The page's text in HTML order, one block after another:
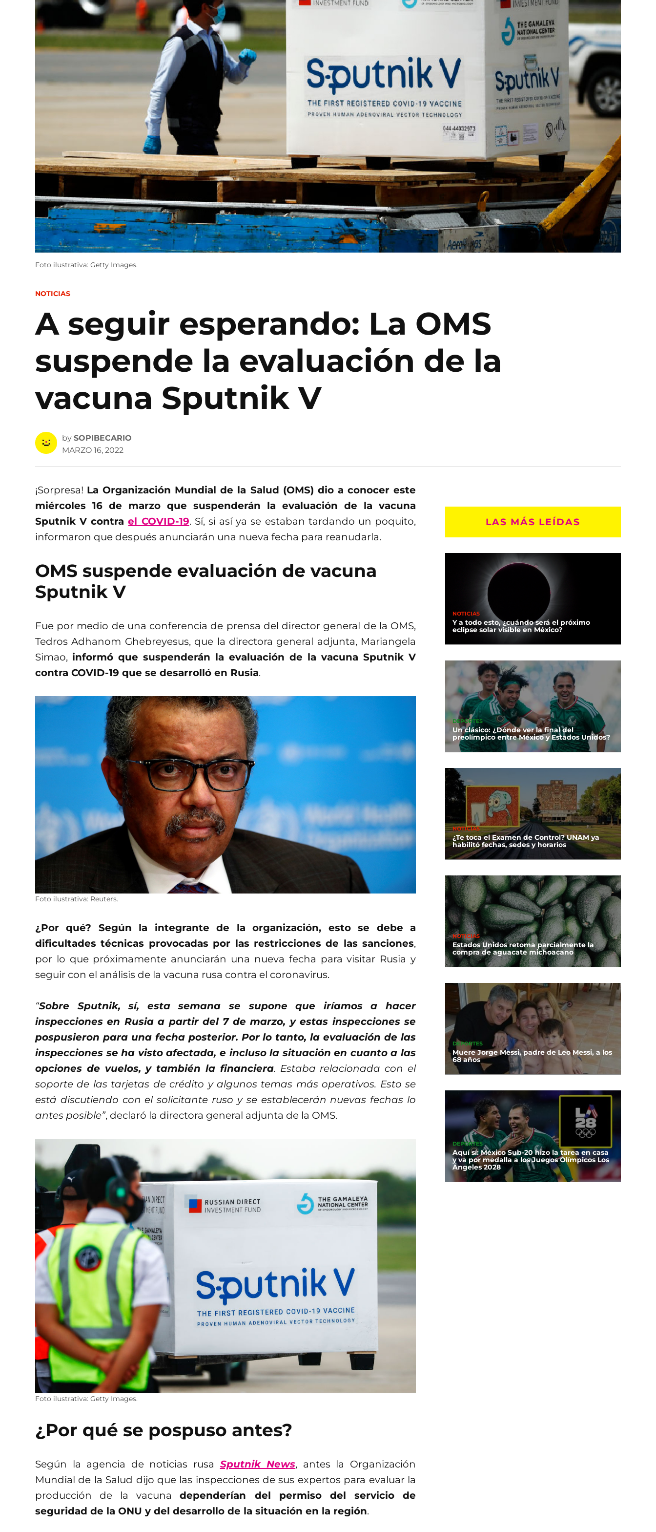
Foto ilustrativa: Getty Images.
POSTED
NOTICIAS
A seguir esperando: La OMS
suspende la evaluación de la
vacuna Sputnik V
by SOPIBECARIO
MARZO 16, 2022
¡Sorpresa! La Organización Mundial de la Salud (OMS) dio a conocer este
miércoles 16 de marzo que suspenderán la evaluación de la vacuna
Sputnik V contrael COVID-19. Sí, si así ya se estaban tardando un poquito,
informaron que después anunciarán una nueva fecha para reanudarla.
OMS suspende evaluación de vacuna
Sputnik V
Fue por medio de una conferencia de prensa del director general de la OMS,
Tedros Adhanom Ghebreyesus, que la directora general adjunta, Mariangela
Simao, informó que suspenderán la evaluación de la vacuna Sputnik V
contra COVID-19 que se desarrolló en Rusia.
Foto ilustrativa: Reuters.
¿Por qué? Según la integrante de la organización, esto se debe a
dificultades técnicas provocadas por las restricciones de las sanciones,
por lo que próximamente anunciarán una nueva fecha para visitar Rusia y
seguir con el análisis de la vacuna rusa contra el coronavirus.
“Sobre Sputnik, sí, esta semana se supone que iríamos a hacer
inspecciones en Rusia a partir del 7 de marzo, y estas inspecciones se
pospusieron para una fecha posterior. Por lo tanto, la evaluación de las
inspecciones se ha visto afectada, e incluso la situación en cuanto a las
opciones de vuelos, y también la financiera. Estaba relacionada con el
soporte de las tarjetas de crédito y algunos temas más operativos. Esto se
está discutiendo con el solicitante ruso y se establecerán nuevas fechas lo
antes posible”, declaró la directora general adjunta de la OMS.
Foto ilustrativa: Getty Images.
¿Por qué se pospuso antes?
Según la agencia de noticias rusa Sputnik News, antes la Organización
Mundial de la Salud dijo que las inspecciones de sus expertos para evaluar la
producción de la vacunadependerían del permiso del servicio de
seguridad de la ONU y del desarrollo de la situación en la región.
LAS MÁS LEÍDAS
NOTICIAS
Y a todo esto, ¿cuándo será el próximo
eclipse solar visible en México?
DEPORTES
Un clásico: ¿Dónde ver la final del
preolímpico entre México y Estados Unidos?
NOTICIAS
¿Te toca el Examen de Control? UNAM ya
habilitó fechas, sedes y horarios
NOTICIAS
Estados Unidos retoma parcialmente la
compra de aguacate michoacano
DEPORTES
Muere Jorge Messi, padre de Leo Messi, a los
68 años
DEPORTES
Aquí sí: México Sub-20 hizo la tarea en casa
y va por medalla a los Juegos Olímpicos Los
Ángeles 2028